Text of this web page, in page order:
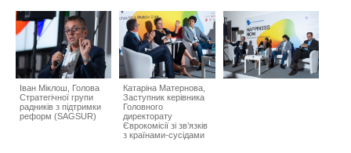
Іван Міклош, Голова
Стратегічної групи
радників з підтримки
реформ (SAGSUR)
Катаріна Матернова,
Заступник керівника
Головного
директорату
Єврокомісії зі зв’язків
з країнами-сусідами